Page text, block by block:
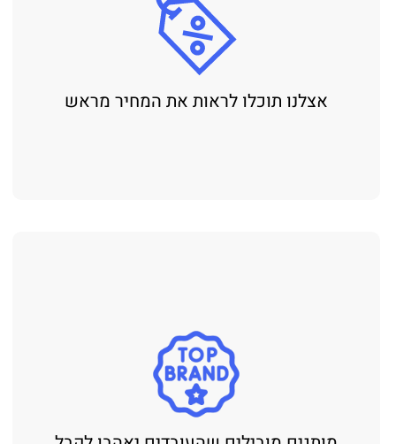
אצלנו תוכלו לראות את המחיר מראש